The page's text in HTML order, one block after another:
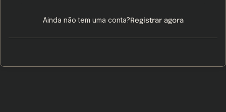
Ainda não tem uma conta?Registrar agora